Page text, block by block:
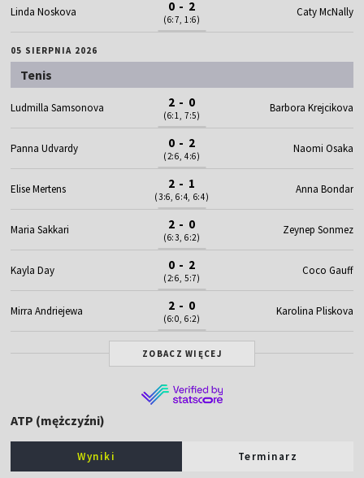
Linda Noskova 0 - 2
(6:7, 1:6)
Caty McNally
05 SIERPNIA 2026
Tenis
Ludmilla Samsonova 2 - 0
(6:1, 7:5)
Barbora Krejcikova
Panna Udvardy 0 - 2
(2:6, 4:6)
Naomi Osaka
Elise Mertens 2 - 1
(3:6, 6:4, 6:4)
Anna Bondar
Maria Sakkari 2 - 0
(6:3, 6:2)
Zeynep Sonmez
Kayla Day 0 - 2
(2:6, 5:7)
Coco Gauff
Mirra Andriejewa 2 - 0
(6:0, 6:2)
Karolina Pliskova
ZOBACZ WIĘCEJ
ATP (mężczyźni)
Wyniki Terminarz